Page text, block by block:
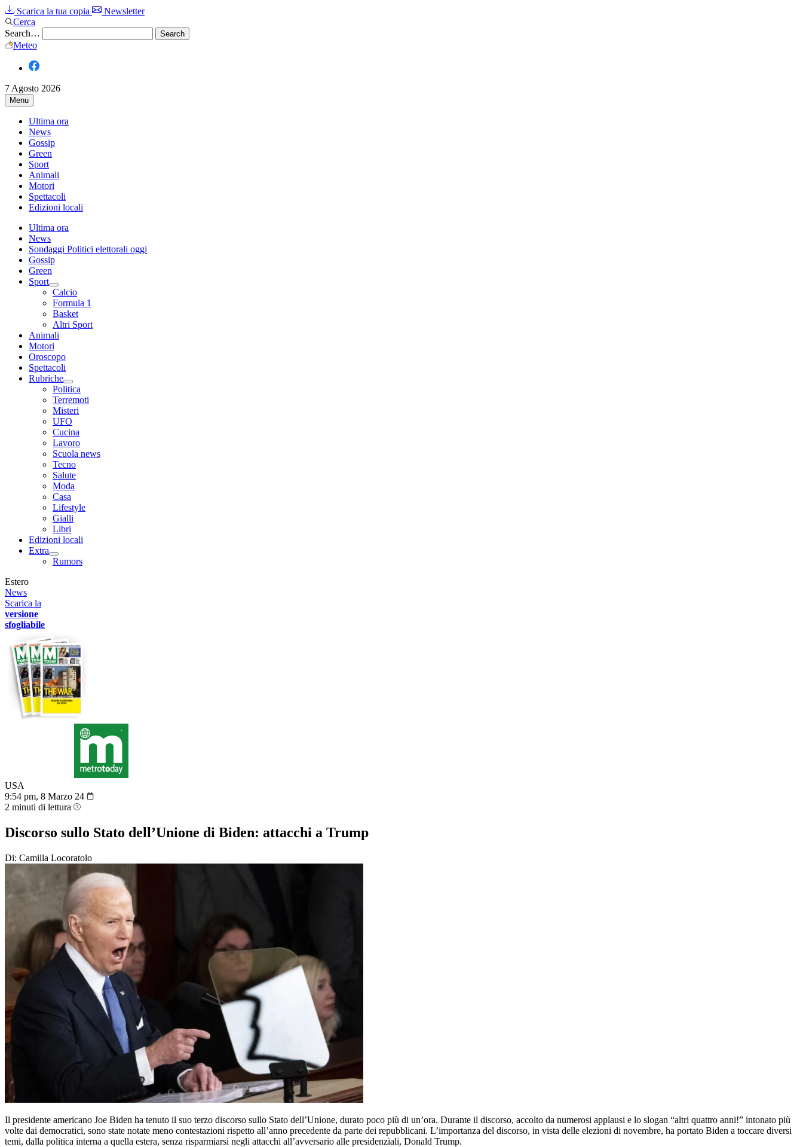
Scarica la tua copia
Newsletter
Cerca
Search…
Meteo
7 Agosto 2026
Menu
Ultima ora
News
Gossip
Green
Sport
Animali
Motori
Spettacoli
Edizioni locali
Ultima ora
News
Sondaggi Politici elettorali oggi
Gossip
Green
Sport
Calcio
Formula 1
Basket
Altri Sport
Animali
Motori
Oroscopo
Spettacoli
Rubriche
Politica
Terremoti
Misteri
UFO
Cucina
Lavoro
Scuola news
Tecno
Salute
Moda
Casa
Lifestyle
Gialli
Libri
Edizioni locali
Extra
Rumors
Estero
News
Scarica la
versione
sfogliabile
USA
9:54 pm, 8 Marzo 24
2 minuti di lettura
Discorso sullo Stato dell’Unione di Biden: attacchi a Trump
Di: Camilla Locoratolo
Il presidente americano Joe Biden ha tenuto il suo terzo discorso sullo Stato dell’Unione, durato poco più di un’ora. Durante il discorso, accolto da numerosi applausi e lo slogan “altri quattro anni!” intonato più
volte dai democratici, sono state notate meno contestazioni rispetto all’anno precedente da parte dei repubblicani. L’importanza del discorso, in vista delle elezioni di novembre, ha portato Biden a toccare diversi
temi, dalla politica interna a quella estera, senza risparmiarsi negli attacchi all’avversario alle presidenziali, Donald Trump.